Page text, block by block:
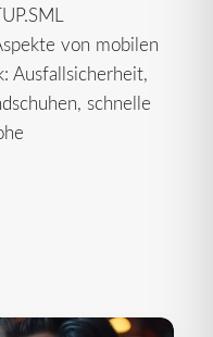
von mobilen
Ausfallsicherheit,
schnelle